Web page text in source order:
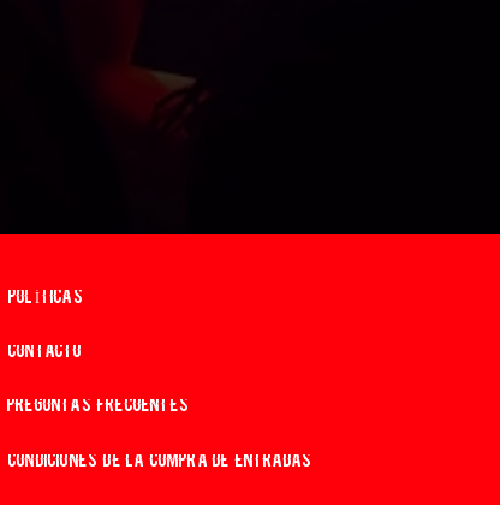
POLÍTICAS
CONTACTO
PREGUNTAS FRECUENTES
CONDICIONES DE LA COMPRA DE ENTRADAS